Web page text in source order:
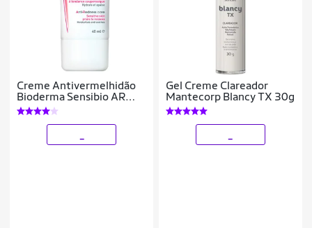
Creme Antivermelhidão
Bioderma Sensibio AR
40ml
Gel Creme Clareador
Mantecorp Blancy TX 30g